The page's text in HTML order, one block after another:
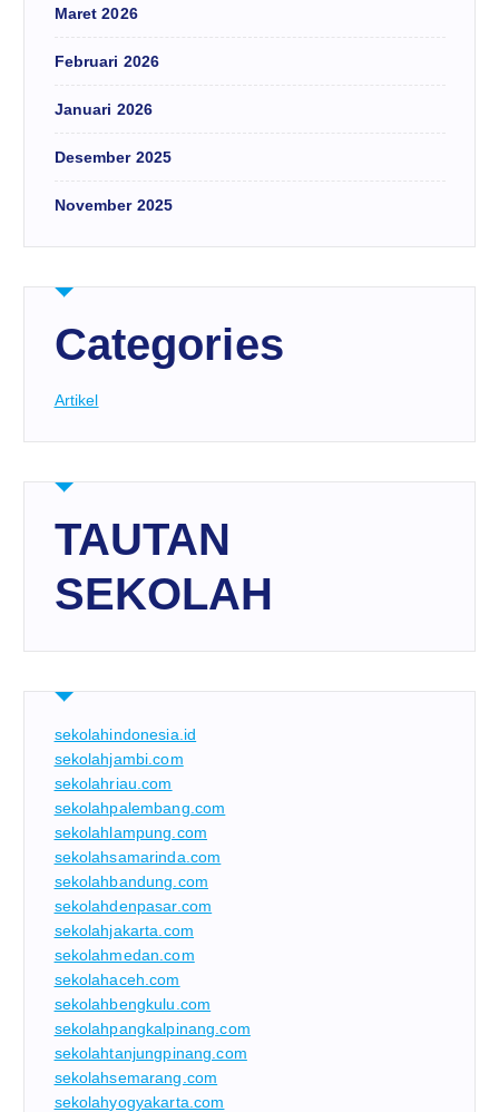
Maret 2026
Februari 2026
Januari 2026
Desember 2025
November 2025
Categories
Artikel
TAUTAN
SEKOLAH
sekolahindonesia.id
sekolahjambi.com
sekolahriau.com
sekolahpalembang.com
sekolahlampung.com
sekolahsamarinda.com
sekolahbandung.com
sekolahdenpasar.com
sekolahjakarta.com
sekolahmedan.com
sekolahaceh.com
sekolahbengkulu.com
sekolahpangkalpinang.com
sekolahtanjungpinang.com
sekolahsemarang.com
sekolahyogyakarta.com